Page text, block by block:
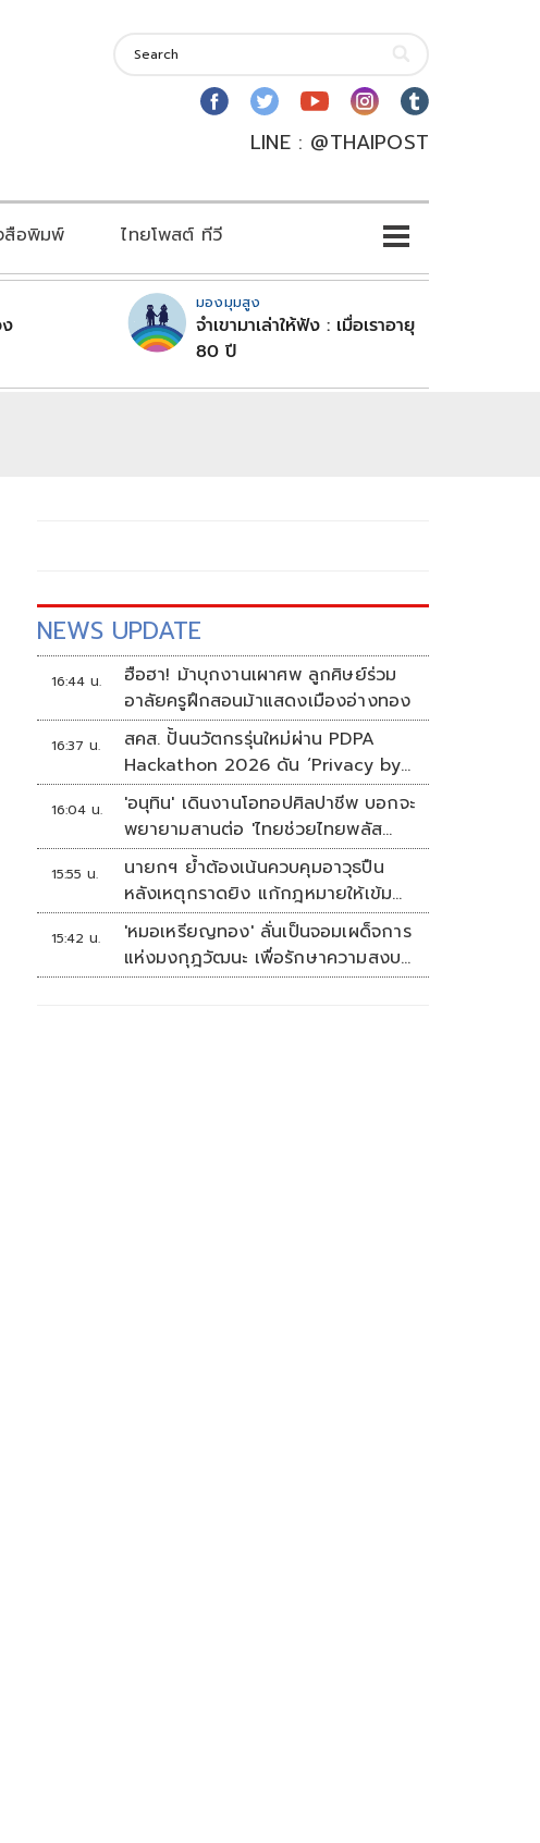
LINE : @THAIPOST
สือพิมพ์ ไทยโพสต์ ทีวี
มองมุมสูง
จำเขามาเล่าให้ฟัง : เมื่อเราอายุ
80 ปี
NEWS UPDATE
16:44 น.
ฮือฮา! ม้าบุกงานเผาศพ ลูกศิษย์ร่วม
อาลัยครูฝึกสอนม้าแสดงเมืองอ่างทอง
16:37 น.
สคส. ปั้นนวัตกรรุ่นใหม่ผ่าน PDPA
Hackathon 2026 ดัน ‘Privacy by
Design for all’ สู่โซลูชันคุ้มครอง
ข้อมูลส่วนบุคคลที่ใช้ได้จริง
16:04 น.
'อนุทิน' เดินงานโอทอปศิลปาชีพ บอกจะ
พยายามสานต่อ 'ไทยช่วยไทยพลัส
เฟส 2'
15:55 น.
นายกฯ ย้ำต้องเน้นควบคุมอาวุธปืน
หลังเหตุกราดยิง แก้กฎหมายให้เข้ม
งวด ตั้งด่านตรวจเพิ่ม
15:42 น.
'หมอเหรียญทอง' ลั่นเป็นจอมเผด็จการ
แห่งมงกุฎวัฒนะ เพื่อรักษาความสงบ
ปลอดภัยภายในรพ.